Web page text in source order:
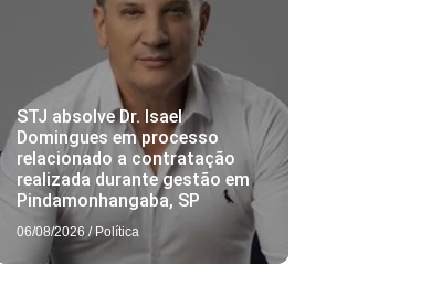
STJ absolve Dr. Isael
Domingues em processo
relacionado a contratação
realizada durante gestão em
Pindamonhangaba, SP
06/08/2026 / Política